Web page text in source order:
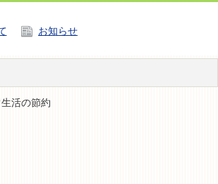
お知らせ
生活の節約